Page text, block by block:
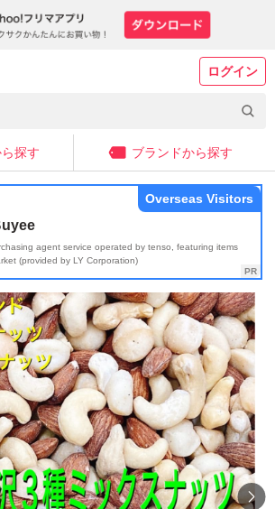
ログイン
探す ブランドから探す
agent service operated by tenso, featuring items
(provided by LY Corporation)
Overseas Visitors